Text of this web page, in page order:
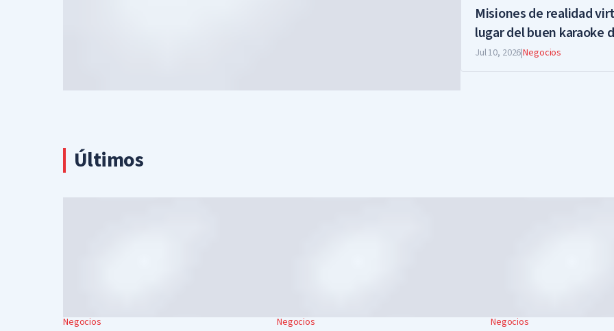
Misiones de realidad
lugar del buen karaoke
las fiestas corporativas
Jul 10, 2026|Negocios
Últimos
Negocios Negocios Negocios